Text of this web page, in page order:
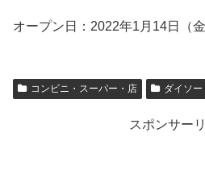
オープン日：2022年1月14日（金
コンビニ・スーパー・店 ダイソー
スポンサー